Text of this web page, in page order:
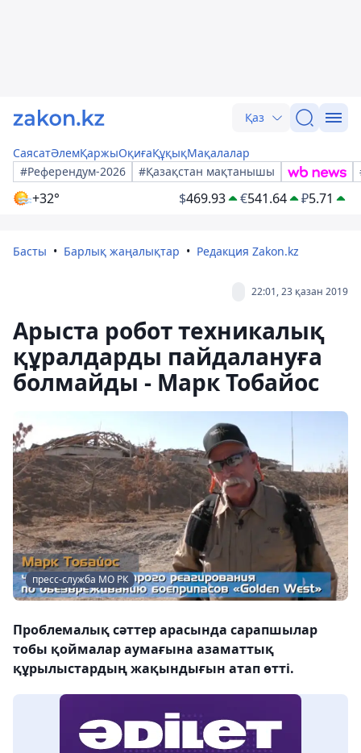
Қаз
СаясатӘлемҚаржыОқиғаҚұқықМақалалар
#Референдум-2026
#Қазақстан мақтанышы
+32° $469.93 €541.64 ₽5.71
Басты Барлық жаңалықтар Редакция Zakon.kz
22:01, 23 қазан 2019
Арыста робот техникалық
құралдарды пайдалануға
болмайды - Марк Тобайос
пресс-служба МО РК
Проблемалық сәттер арасында сарапшылар
тобы қоймалар аумағына азаматтық
құрылыстардың жақындығын атап өтті.